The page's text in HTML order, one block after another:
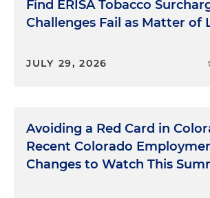
Find ERISA Tobacco
Challenges Fail as Matter of
JULY 29, 2026
Avoiding a Red Card in
Recent Colorado
Changes to Watch This